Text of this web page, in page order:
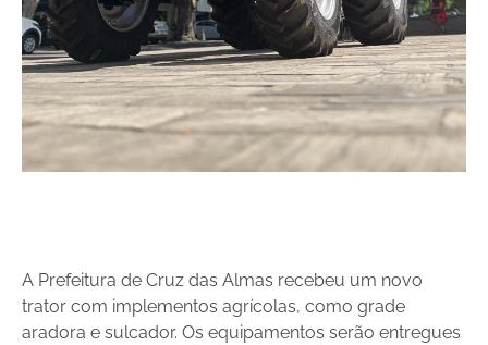
A Prefeitura de Cruz das Almas recebeu um novo
trator com implementos agrícolas, como grade
aradora e sulcador. Os equipamentos serão entregues